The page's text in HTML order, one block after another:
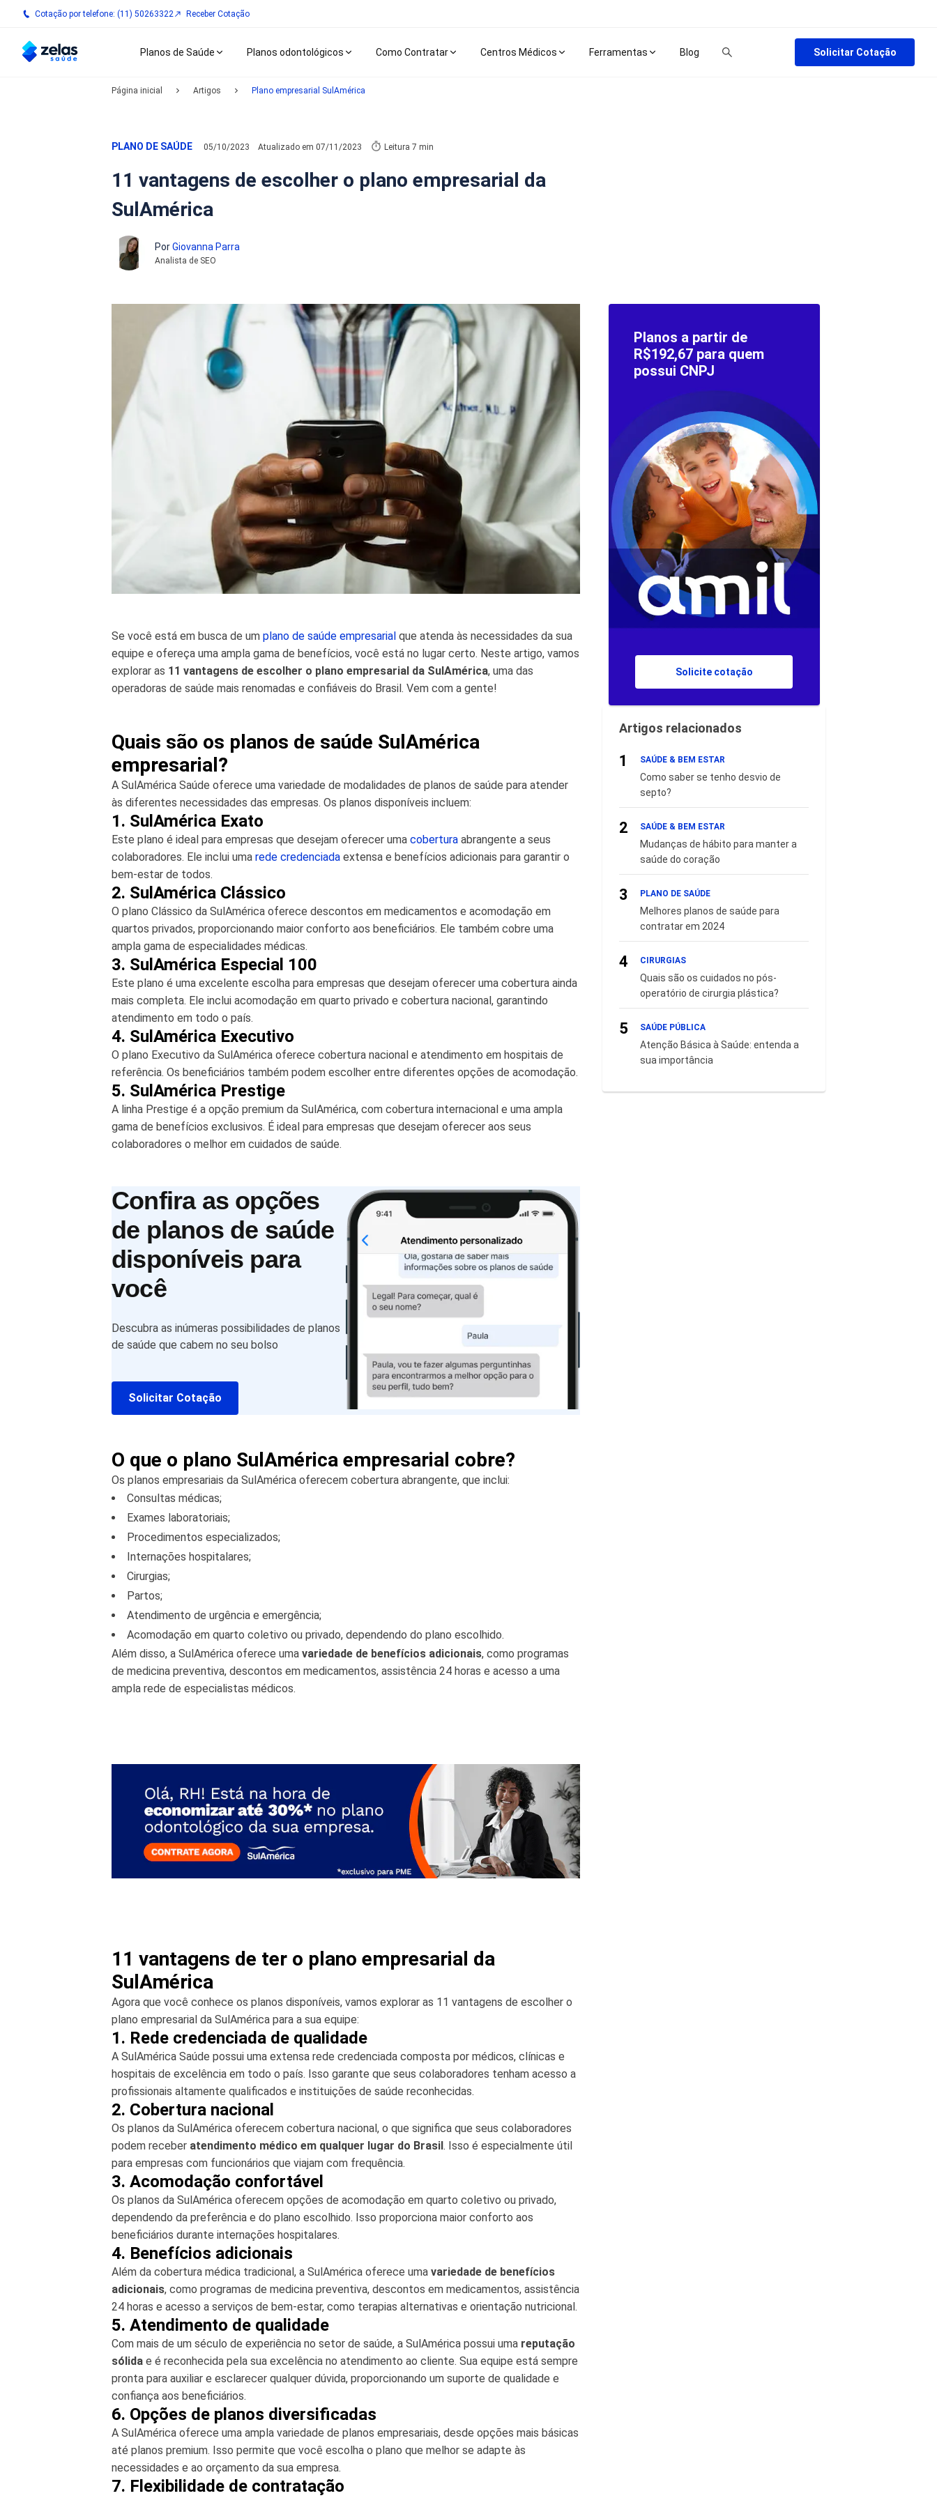
Cotação por telefone: (11) 50263322 Receber Cotação
Planos de Saúde Planos odontológicos Como Contratar Centros Médicos Ferramentas Blog Solicitar Cotação
Página inicial Artigos Plano empresarial SulAmérica
PLANO DE SAÚDE 05/10/2023 Atualizado em 07/11/2023 Leitura 7 min
11 vantagens de escolher o plano empresarial da
SulAmérica
PorGiovanna Parra
Analista de SEO
Se você está em busca de um plano de saúde empresarial que atenda às necessidades da sua
equipe e ofereça uma ampla gama de benefícios, você está no lugar certo. Neste artigo, vamos
explorar as 11 vantagens de escolher o plano empresarial da SulAmérica, uma das
operadoras de saúde mais renomadas e confiáveis do Brasil. Vem com a gente!
Quais são os planos de saúde SulAmérica
empresarial?
A SulAmérica Saúde oferece uma variedade de modalidades de planos de saúde para atender
às diferentes necessidades das empresas. Os planos disponíveis incluem:
1. SulAmérica Exato
Este plano é ideal para empresas que desejam oferecer uma cobertura abrangente a seus
colaboradores. Ele inclui uma rede credenciada extensa e benefícios adicionais para garantir o
bem-estar de todos.
2. SulAmérica Clássico
O plano Clássico da SulAmérica oferece descontos em medicamentos e acomodação em
quartos privados, proporcionando maior conforto aos beneficiários. Ele também cobre uma
ampla gama de especialidades médicas.
3. SulAmérica Especial 100
Este plano é uma excelente escolha para empresas que desejam oferecer uma cobertura ainda
mais completa. Ele inclui acomodação em quarto privado e cobertura nacional, garantindo
atendimento em todo o país.
4. SulAmérica Executivo
O plano Executivo da SulAmérica oferece cobertura nacional e atendimento em hospitais de
referência. Os beneficiários também podem escolher entre diferentes opções de acomodação.
5. SulAmérica Prestige
A linha Prestige é a opção premium da SulAmérica, com cobertura internacional e uma ampla
gama de benefícios exclusivos. É ideal para empresas que desejam oferecer aos seus
colaboradores o melhor em cuidados de saúde.
Confira as opções
de planos de saúde
disponíveis para
você
Descubra as inúmeras possibilidades de planos
de saúde que cabem no seu bolso
Solicitar Cotação
O que o plano SulAmérica empresarial cobre?
Os planos empresariais da SulAmérica oferecem cobertura abrangente, que inclui:
Consultas médicas;
Exames laboratoriais;
Procedimentos especializados;
Internações hospitalares;
Cirurgias;
Partos;
Atendimento de urgência e emergência;
Acomodação em quarto coletivo ou privado, dependendo do plano escolhido.
Além disso, a SulAmérica oferece uma variedade de benefícios adicionais, como programas
de medicina preventiva, descontos em medicamentos, assistência 24 horas e acesso a uma
ampla rede de especialistas médicos.
11 vantagens de ter o plano empresarial da
SulAmérica
Agora que você conhece os planos disponíveis, vamos explorar as 11 vantagens de escolher o
plano empresarial da SulAmérica para a sua equipe:
1. Rede credenciada de qualidade
A SulAmérica Saúde possui uma extensa rede credenciada composta por médicos, clínicas e
hospitais de excelência em todo o país. Isso garante que seus colaboradores tenham acesso a
profissionais altamente qualificados e instituições de saúde reconhecidas.
2. Cobertura nacional
Os planos da SulAmérica oferecem cobertura nacional, o que significa que seus colaboradores
podem receber atendimento médico em qualquer lugar do Brasil . Isso é especialmente útil
para empresas com funcionários que viajam com frequência.
3. Acomodação confortável
Os planos da SulAmérica oferecem opções de acomodação em quarto coletivo ou privado,
dependendo da preferência e do plano escolhido. Isso proporciona maior conforto aos
beneficiários durante internações hospitalares.
4. Benefícios adicionais
Além da cobertura médica tradicional, a SulAmérica oferece uma variedade de benefícios
adicionais, como programas de medicina preventiva, descontos em medicamentos, assistência
24 horas e acesso a serviços de bem-estar, como terapias alternativas e orientação nutricional.
5. Atendimento de qualidade
Com mais de um século de experiência no setor de saúde, a SulAmérica possui uma reputação
sólida e é reconhecida pela sua excelência no atendimento ao cliente. Sua equipe está sempre
pronta para auxiliar e esclarecer qualquer dúvida, proporcionando um suporte de qualidade e
confiança aos beneficiários.
6. Opções de planos diversificadas
A SulAmérica oferece uma ampla variedade de planos empresariais, desde opções mais básicas
até planos premium. Isso permite que você escolha o plano que melhor se adapte às
necessidades e ao orçamento da sua empresa.
7. Flexibilidade de contratação
Planos a partir de
R$192,67 para quem
possui CNPJ
Solicite cotação
Artigos relacionados
1 SAÚDE & BEM ESTAR
Como saber se tenho desvio de
septo?
2 SAÚDE & BEM ESTAR
Mudanças de hábito para manter a
saúde do coração
3 PLANO DE SAÚDE
Melhores planos de saúde para
contratar em 2024
4 CIRURGIAS
Quais são os cuidados no pós-
operatório de cirurgia plástica?
5 SAÚDE PÚBLICA
Atenção Básica à Saúde: entenda a
sua importância